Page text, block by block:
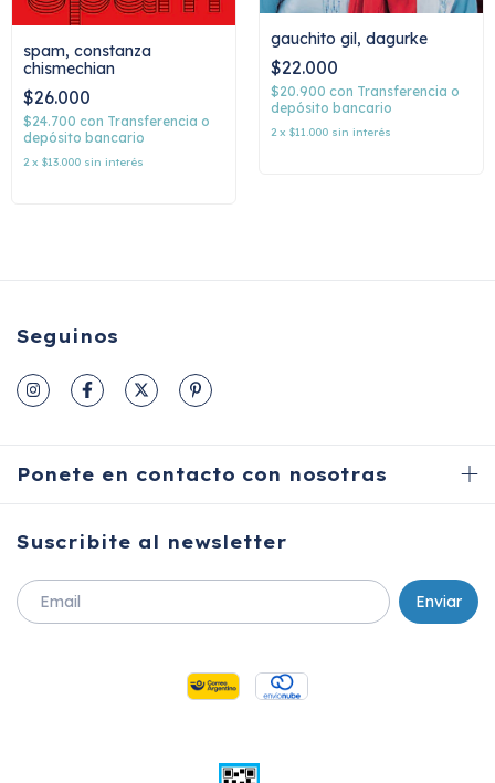
spam, constanza
chismechian
$26.000
$24.700 con Transferencia o
depósito bancario
2 x $13.000 sin interés
gauchito gil, dagurke
$22.000
$20.900 con Transferencia o
depósito bancario
2 x $11.000 sin interés
Seguinos
Ponete en contacto con nosotras
Suscribite al newsletter